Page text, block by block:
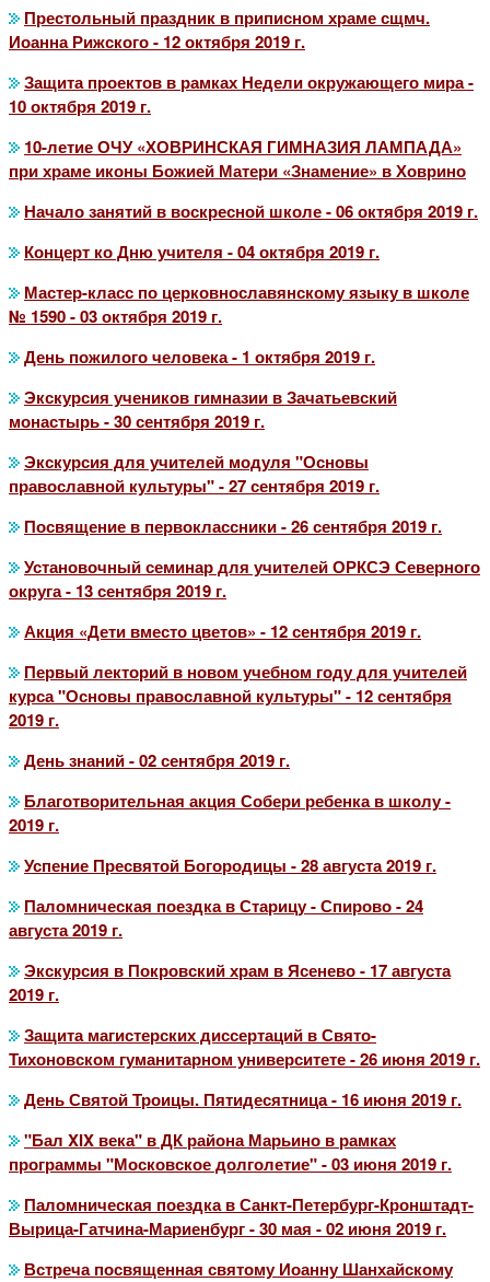
Престольный праздник в приписном храме сщмч.
Иоанна Рижского - 12 октября 2019 г.
Защита проектов в рамках Недели окружающего мира -
10 октября 2019 г.
10-летие ОЧУ «ХОВРИНСКАЯ ГИМНАЗИЯ ЛАМПАДА»
при храме иконы Божией Матери «Знамение» в Ховрино
Начало занятий в воскресной школе - 06 октября 2019 г.
Концерт ко Дню учителя - 04 октября 2019 г.
Мастер-класс по церковнославянскому языку в школе
№ 1590 - 03 октября 2019 г.
День пожилого человека - 1 октября 2019 г.
Экскурсия учеников гимназии в Зачатьевский
монастырь - 30 сентября 2019 г.
Экскурсия для учителей модуля "Основы
православной культуры" - 27 сентября 2019 г.
Посвящение в первоклассники - 26 сентября 2019 г.
Установочный семинар для учителей ОРКСЭ Северного
округа - 13 сентября 2019 г.
Акция «Дети вместо цветов» - 12 сентября 2019 г.
Первый лекторий в новом учебном году для учителей
курса "Основы православной культуры" - 12 сентября
2019 г.
День знаний - 02 сентября 2019 г.
Благотворительная акция Собери ребенка в школу -
2019 г.
Успение Пресвятой Богородицы - 28 августа 2019 г.
Паломническая поездка в Старицу - Спирово - 24
августа 2019 г.
Экскурсия в Покровский храм в Ясенево - 17 августа
2019 г.
Защита магистерских диссертаций в Свято-
Тихоновском гуманитарном университете - 26 июня 2019 г.
День Святой Троицы. Пятидесятница - 16 июня 2019 г.
"Бал XIX века" в ДК района Марьино в рамках
программы "Московское долголетие" - 03 июня 2019 г.
Паломническая поездка в Санкт-Петербург-Кронштадт-
Вырица-Гатчина-Мариенбург - 30 мая - 02 июня 2019 г.
Встреча посвященная святому Иоанну Шанхайскому